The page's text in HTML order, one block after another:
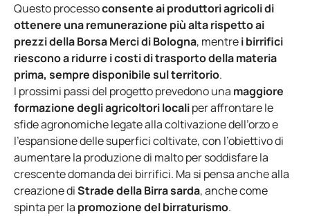
Questo processoconsente ai produttori agricoli di
ottenere una remunerazione più alta rispetto ai
prezzi della Borsa Merci di Bologna, mentrei birrifici
riescono a ridurre i costi di trasporto della materia
prima, sempre disponibile sul territorio.
I prossimi passi del progetto prevedono una maggiore
formazione degli agricoltori localiper affrontare le
sfide agronomiche legate alla coltivazione dell’orzo e
l’espansione delle superfici coltivate, con l’obiettivo di
aumentare la produzione di malto per soddisfare la
crescente domanda dei birrifici. Ma si pensa anche alla
creazione diStrade della Birra sarda, anche come
spinta per la promozione del birraturismo.